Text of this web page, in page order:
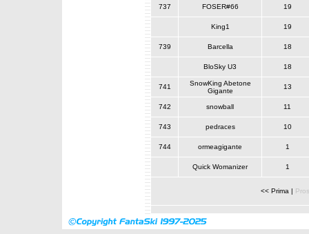
737 FOSER#66 19
King1 19
739 Barcella 18
BloSky U3 18
741
SnowKing Abetone
Gigante
13
742 snowball 11
743 pedraces 10
744 ormeagigante 1
Quick Womanizer 1
<< Prima |